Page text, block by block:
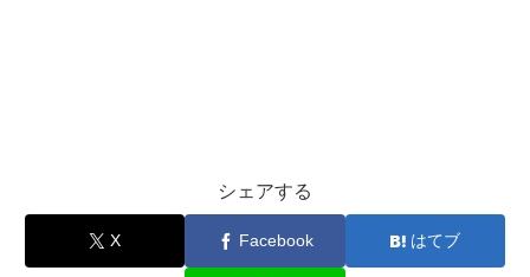
シェアする
X Facebook はてブ